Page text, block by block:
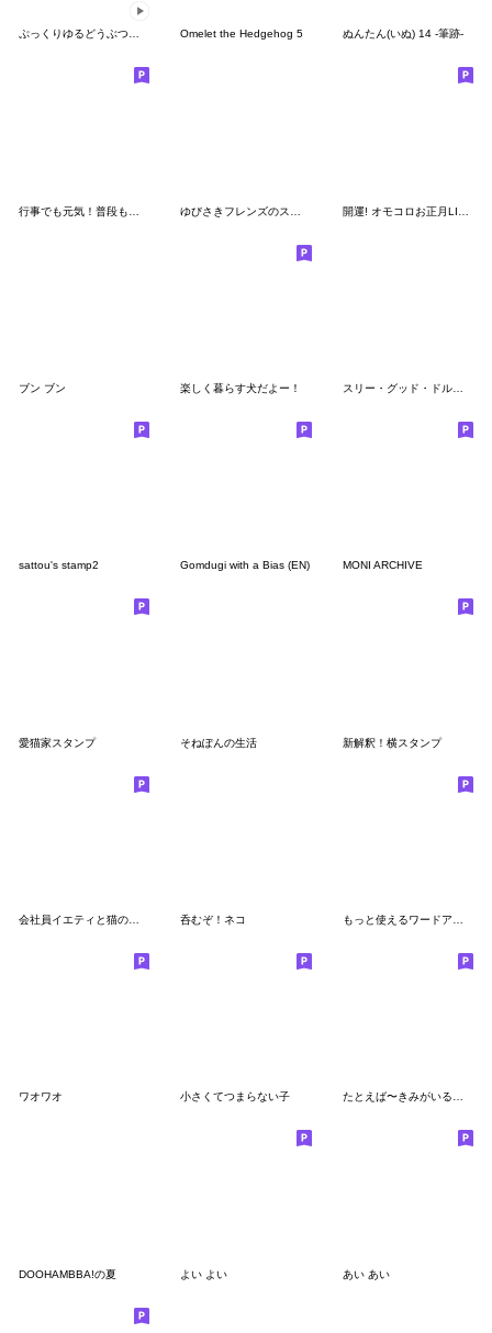
ぷっくりゆるどうぶつ 動くスタンプ1 Omelet the Hedgehog 5 ぬんたん(いぬ) 14 -筆跡-
ブン ブン 楽しく暮らす犬だよー！ スリー・グッド・ドルフィンズ
sattou's stamp2 Gomdugi with a Bias (EN) MONI ARCHIVE
愛猫家スタンプ そねぽんの生活 新解釈！横スタンプ
呑むぞ！ネコ
ワオワオ 小さくてつまらない子 たとえば〜きみがいるだけで〜
DOOHAMBBA!の夏 よい よい あい あい